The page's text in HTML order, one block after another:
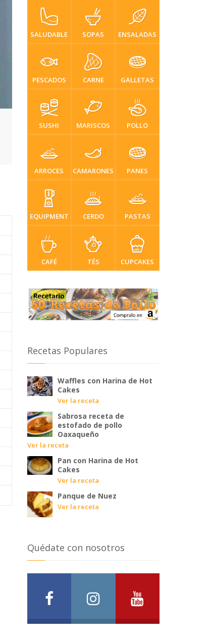
SALUDABLE SOPAS ENSALADAS
PESCADOS CARNE GALLETAS
SUSHI MARISCOS POLLO
ARROCES CAMARONES PANES
EQUIPMENT CERDO PASTAS
CAFÉ TÉS CUPCAKES
Recetas Populares
Waffles con Harina de Hot
Cakes
Ver la receta
Sabrosa receta de
estofado de pollo
Oaxaqueño
Ver la receta
Pan con Harina de Hot
Cakes
Ver la receta
Panque de Nuez
Ver la receta
Quédate con nosotros